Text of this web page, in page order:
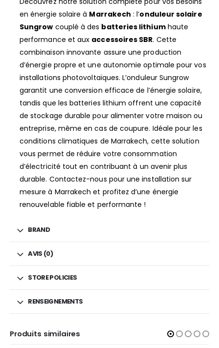
en énergie solaire à Marrakech : l’onduleur solaire
Sungrow couplé à des batteries lithiumhaute
performance et aux accessoires SBR. Cette
combinaison innovante assure une production
d’énergie propre et une autonomie optimale pour vos
installations photovoltaïques. L’onduleur Sungrow
garantit une conversion efficace de l’énergie solaire,
tandis que les batteries lithium offrent une capacité
de stockage durable pour alimenter votre maison ou
entreprise, même en cas de coupure. Idéale pour les
conditions climatiques de Marrakech, cette solution
vous permet de réduire votre consommation
d’électricité tout en contribuant à un avenir plus
durable. Contactez-nous pour une installation sur
mesure à Marrakech et profitez d’une énergie
renouvelable fiable et performante !
BRAND
AVIS (0)
STORE POLICIES
RENSEIGNEMENTS
Produits similaires